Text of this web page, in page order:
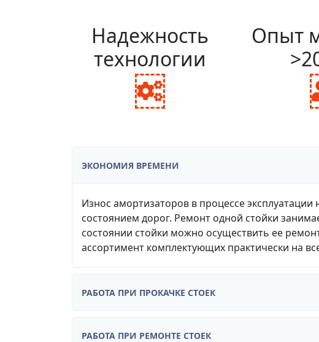
Надежность
технологии
fa
Опыт
ЭКОНОМИЯ ВРЕМЕНИ
Износ амортизаторов в процессе
состоянием дорог. Ремонт одной стойки
состоянии стойки можно осуществить ее
ассортимент комплектующих практически на
РАБОТА ПРИ ПРОКАЧКЕ СТОЕК
РАБОТА ПРИ РЕМОНТЕ СТОЕК